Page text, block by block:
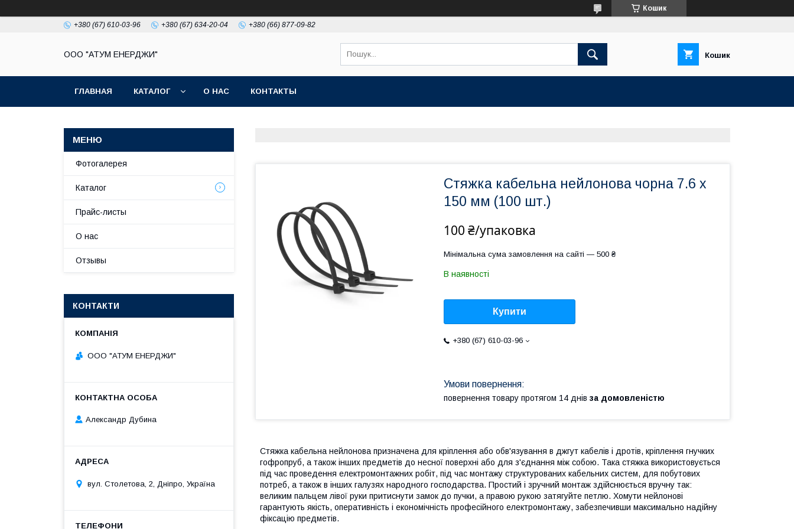
Кошик
+380 (67) 610-03-96 +380 (67) 634-20-04 +380 (66) 877-09-82
ООО "АТУМ ЕНЕРДЖИ" Кошик
ГЛАВНАЯ КАТАЛОГ О НАС КОНТАКТЫ
Стяжка кабельна нейлонова чорна 7.6 х
150 мм (100 шт.)
100 ₴/упаковка
Мінімальна сума замовлення на сайті — 500 ₴
В наявності
Купити
+380 (67) 610-03-96
повернення товару протягом 14 днів за домовленістю
Стяжка кабельна нейлонова призначена для кріплення або обв'язування в джгут кабелів і дротів, кріплення гнучких
гофропруб, а також інших предметів до несної поверхні або для з'єднання між собою. Така стяжка використовується
під час проведення електромонтажних робіт, під час монтажу структурованих кабельних систем, для побутових
потреб, а також в інших галузях народного господарства. Простий і зручний монтаж здійснюється вручну так:
великим пальцем лівої руки притиснути замок до пучки, а правою рукою затягуйте петлю. Хомути нейлонові
гарантують якість, оперативність і економічність професійного електромонтажу, забезпечивши максимально надійну
фіксацію предметів.
Фотогалерея
Каталог
Прайс-листы
О нас
Отзывы
КОНТАКТИ
ООО "АТУМ ЕНЕРДЖИ"
Александр Дубина
вул. Столетова, 2, Дніпро, Україна